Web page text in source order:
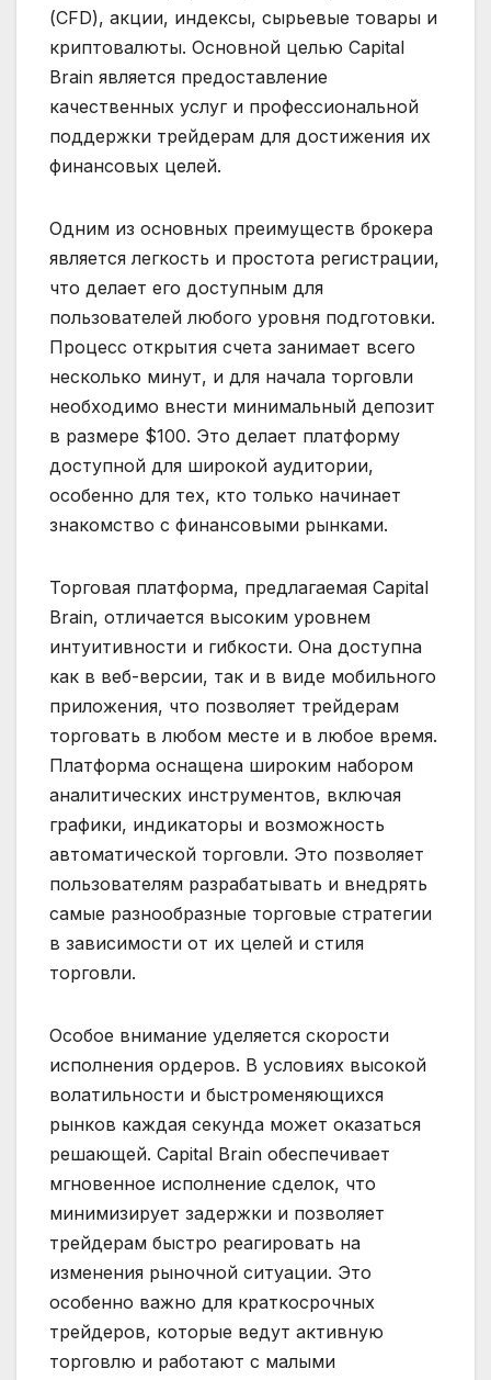
(CFD), акции, индексы, сырьевые товары и
криптовалюты. Основной целью Capital
Brain является предоставление
качественных услуг и профессиональной
поддержки трейдерам для достижения их
финансовых целей.
Одним из основных преимуществ брокера
является легкость и простота регистрации,
что делает его доступным для
пользователей любого уровня подготовки.
Процесс открытия счета занимает всего
несколько минут, и для начала торговли
необходимо внести минимальный депозит
в размере $100. Это делает платформу
доступной для широкой аудитории,
особенно для тех, кто только начинает
знакомство с финансовыми рынками.
Торговая платформа, предлагаемая Capital
Brain, отличается высоким уровнем
интуитивности и гибкости. Она доступна
как в веб-версии, так и в виде мобильного
приложения, что позволяет трейдерам
торговать в любом месте и в любое время.
Платформа оснащена широким набором
аналитических инструментов, включая
графики, индикаторы и возможность
автоматической торговли. Это позволяет
пользователям разрабатывать и внедрять
самые разнообразные торговые стратегии
в зависимости от их целей и стиля
торговли.
Особое внимание уделяется скорости
исполнения ордеров. В условиях высокой
волатильности и быстроменяющихся
рынков каждая секунда может оказаться
решающей. Capital Brain обеспечивает
мгновенное исполнение сделок, что
минимизирует задержки и позволяет
трейдерам быстро реагировать на
изменения рыночной ситуации. Это
особенно важно для краткосрочных
трейдеров, которые ведут активную
торговлю и работают с малыми